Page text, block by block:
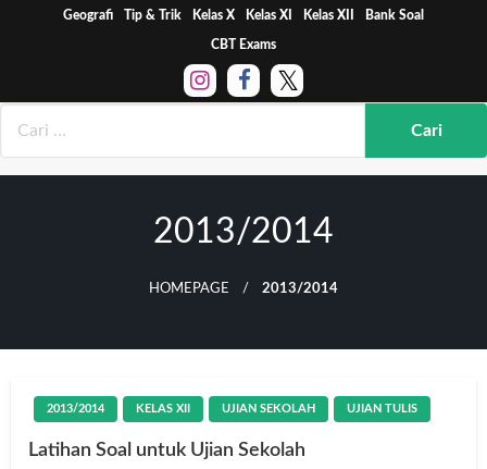
Geografi Tip & Trik Kelas X Kelas XI Kelas XII Bank Soal
CBT Exams
2013/2014
HOMEPAGE 2013/2014
2013/2014 KELAS XII UJIAN SEKOLAH UJIAN TULIS
Latihan Soal untuk Ujian Sekolah